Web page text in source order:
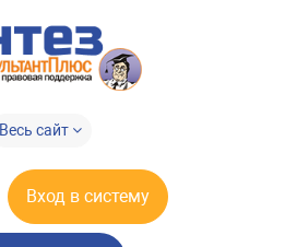
Весь сайт
Вход в систему